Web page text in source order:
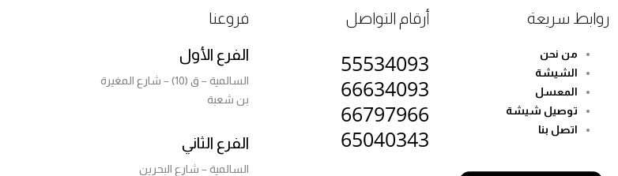
روابط سريعة
من نحن
الشيشة
المعسل
توصيل شيشة
اتصل بنا
أرقام التواصل
55534093
66634093
66797966
65040343
فروعنا
الفرع الأول
السالمية – ق (10) – شارع المغيرة
بن شعبة
الفرع الثاني
السالمية – شارع البحرين